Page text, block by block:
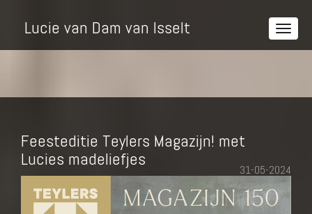
Lucie van Dam van Isselt
Feesteditie Teylers Magazijn! met
Lucies madeliefjes
31-05-2024